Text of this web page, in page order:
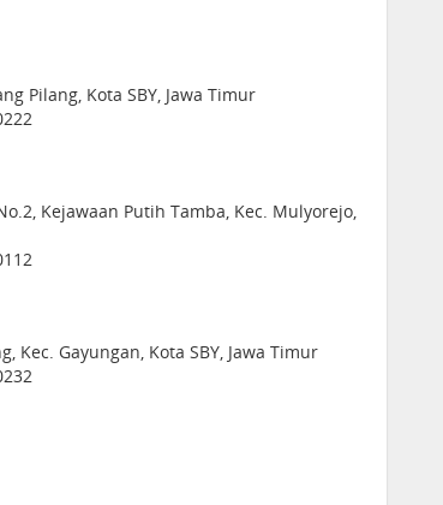
Pilang, Kota SBY, Jawa Timur
Kejawaan Putih Tamba, Kec. Mulyorejo,
Kec. Gayungan, Kota SBY, Jawa Timur